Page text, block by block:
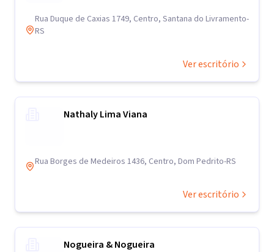
Rua Duque de Caxias 1749, Centro, Santana do Livramento-
RS
Ver escritório
Nathaly Lima Viana
Rua Borges de Medeiros 1436, Centro, Dom Pedrito-RS
Ver escritório
Nogueira & Nogueira